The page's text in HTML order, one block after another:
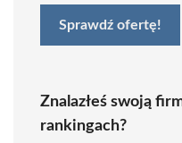
Sprawdź ofertę!
Znalazłeś swoją
rankingach?